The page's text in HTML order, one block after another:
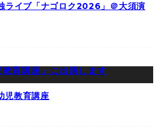
ライブ「ナゴロク2026」＠大須演
児教育講座